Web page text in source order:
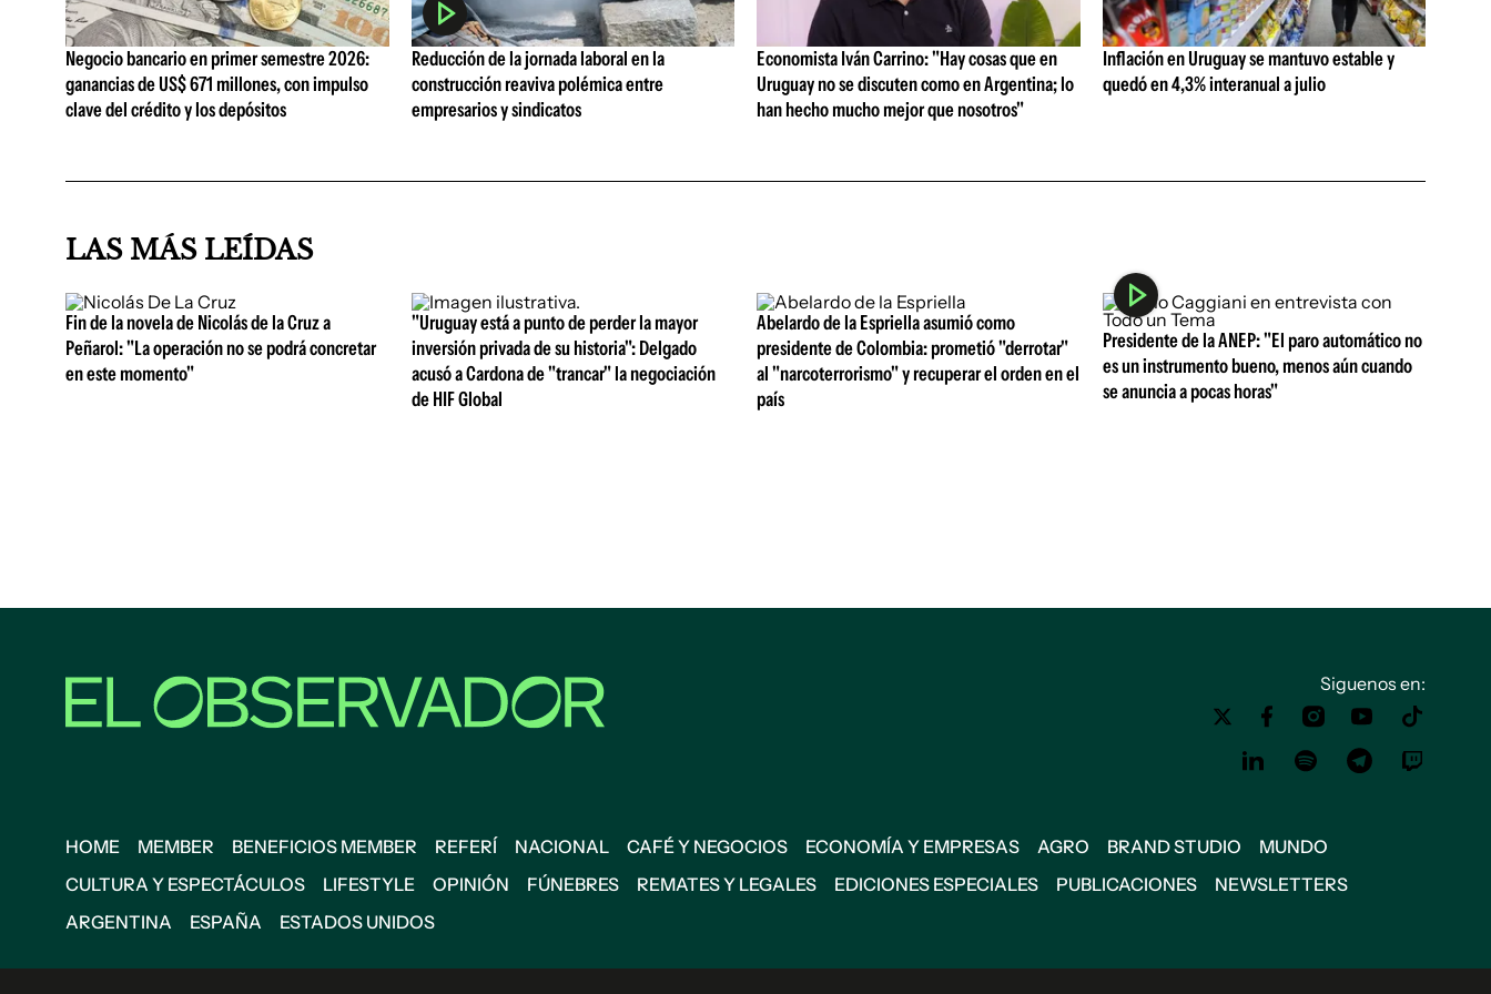
Negocio bancario en primer semestre 2026:
ganancias de US$ 671 millones, con impulso
clave del crédito y los depósitos
Reducción de la jornada laboral en la
construcción reaviva polémica entre
empresarios y sindicatos
Economista Iván Carrino: "Hay cosas que en
Uruguay no se discuten como en Argentina; lo
han hecho mucho mejor que nosotros"
Inflación en Uruguay se mantuvo estable y
quedó en 4,3% interanual a julio
LAS MÁS LEÍDAS
Fin de la novela de Nicolás de la Cruz a
Peñarol: "La operación no se podrá concretar
en este momento"
"Uruguay está a punto de perder la mayor
inversión privada de su historia": Delgado
acusó a Cardona de "trancar" la negociación
de HIF Global
Abelardo de la Espriella asumió como
presidente de Colombia: prometió "derrotar"
al "narcoterrorismo" y recuperar el orden en el
país
Presidente de la ANEP: "El paro automático no
es un instrumento bueno, menos aún cuando
se anuncia a pocas horas"
Siguenos en:
HOME MEMBER BENEFICIOS MEMBER REFERÍ NACIONAL CAFÉ Y NEGOCIOS ECONOMÍA Y EMPRESAS AGRO BRAND STUDIO
MUNDO
CULTURA Y ESPECTÁCULOS
LIFESTYLE OPINIÓN FÚNEBRES REMATES Y LEGALES EDICIONES ESPECIALES PUBLICACIONES
NEWSLETTERS
ARGENTINA
ESPAÑA ESTADOS UNIDOS